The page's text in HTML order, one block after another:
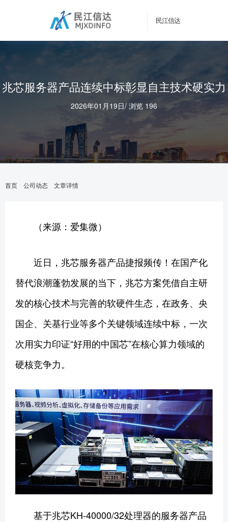
民江信达
兆芯服务器产品连续中标彰显自主技术硬实力
2026年01月19日/ 浏览 196
首页 公司动态 文章详情
（来源：爱集微）
近日，兆芯服务器产品捷报频传！在国产化
替代浪潮蓬勃发展的当下，兆芯方案凭借自主研
发的核心技术与完善的软硬件生态，在政务、央
国企、关基行业等多个关键领域连续中标，一次
次用实力印证“好用的中国芯”在核心算力领域的
硬核竞争力。
基于兆芯KH-40000/32处理器的服务器产品